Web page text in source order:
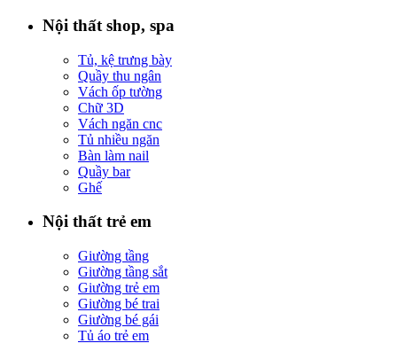
Nội thất shop, spa
Tủ, kệ trưng bày
Quầy thu ngân
Vách ốp tường
Chữ 3D
Vách ngăn cnc
Tủ nhiều ngăn
Bàn làm nail
Quầy bar
Ghế
Nội thất trẻ em
Giường tầng
Giường tầng sắt
Giường trẻ em
Giường bé trai
Giường bé gái
Tủ áo trẻ em